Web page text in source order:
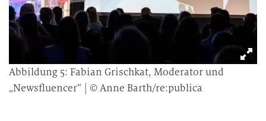
Abbildung 5: Fabian Grischkat, Moderator und
„Newsfluencer“ | © Anne Barth/re:publica